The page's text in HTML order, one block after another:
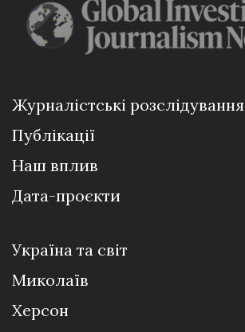
Журналістські розслідування
Публікації
Наш вплив
Дата-проєкти
Україна та світ
Миколаїв
Херсон